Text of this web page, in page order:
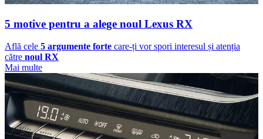
5 motive pentru a alege noul Lexus RX
Află cele 5 argumente forte care-ți vor spori interesul și atenția
către noul RX
Mai multe